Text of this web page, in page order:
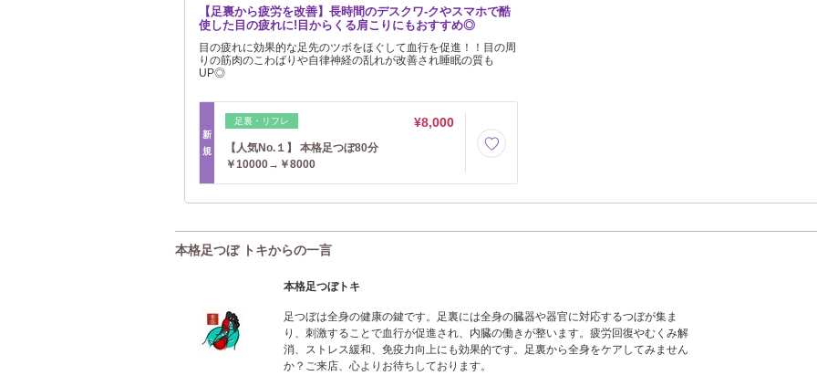
【足裏から疲労を改善】長時間のデスクワ-クやスマホで酷
使した目の疲れに!目からくる肩こりにもおすすめ◎
目の疲れに効果的な足先のツボをほぐして血行を促進！！目の周
りの筋肉のこわばりや自律神経の乱れが改善され睡眠の質も
UP◎
新
規
足裏・リフレ ¥8,000
【人気No.１】 本格足つぼ80分
￥10000→￥8000
本格足つぼ トキからの一言
本格足つぼトキ
足つぼは全身の健康の鍵です。足裏には全身の臓器や器官に対応するつぼが集ま
り、刺激することで血行が促進され、内臓の働きが整います。疲労回復やむくみ解
消、ストレス緩和、免疫力向上にも効果的です。足裏から全身をケアしてみません
か？ご来店、心よりお待ちしております。